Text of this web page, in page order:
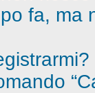
fa, ma